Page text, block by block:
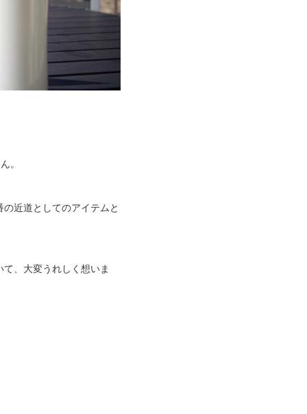
。
近道としてのアイテムと
、大変うれしく想いま